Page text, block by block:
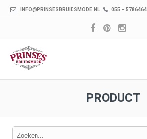
INFO@PRINSESBRUIDSMODE.NL 055 – 5786464
PRODUCT